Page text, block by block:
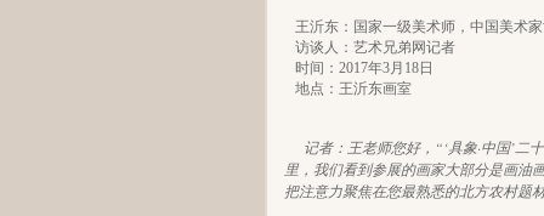
王沂东：国家一级美术师，中国美术
访谈人：艺术兄弟网记者
时间：2017年3月18日
地点：王沂东画室
记者：王老师您好，“‘具象·中国’
里，我们看到参展的画家大部分是画油
把注意力聚焦在您最熟悉的北方农村题